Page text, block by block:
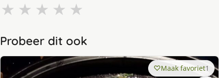
★ ★ ★ ★ ★
Probeer dit ook
Maak favoriet1